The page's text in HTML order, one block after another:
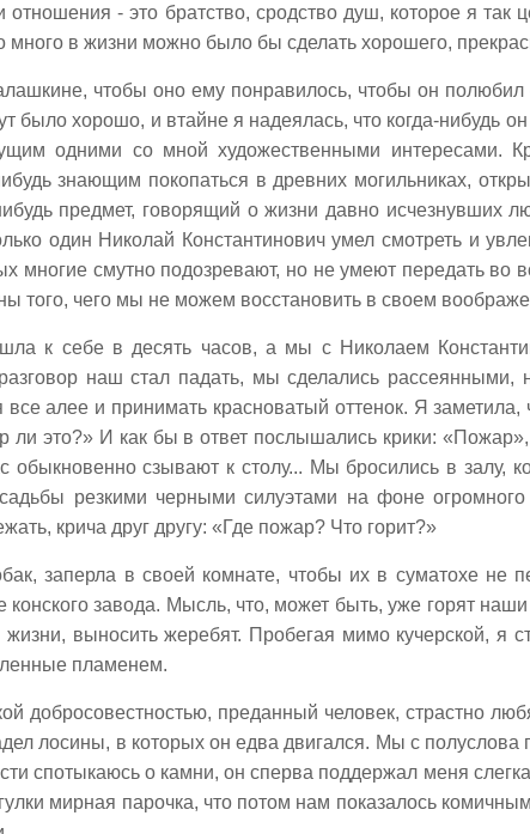
- это братство, сродство душ, которое я так
в жизни можно было бы сделать хорошего,
чтобы оно ему понравилось, чтобы он полюбил
хорошо, и втайне я надеялась, что когда-нибудь
одними со мной художественными интересами.
знающим покопаться в древних могильниках,
предмет, говорящий о жизни давно исчезнувших
один Николай Константинович умел смотреть и
смутно подозревают, но не умеют передать во
того, чего мы не можем восстановить в своем
к себе в десять часов, а мы с Николаем
наш стал падать, мы сделались рассеянными,
все алее и принимать красноватый оттенок. Я
ли это?» И как бы в ответ послышались крики:
обыкновенно сзывают к столу... Мы бросились в залу,
резкими черными силуэтами на фоне
крича друг другу: «Где пожар? Что горит?»
заперла в своей комнате, чтобы их в суматохе не
завода. Мысль, что, может быть, уже горят
выносить жеребят. Пробегая мимо кучерской, я
пламенем.
добросовестностью, преданный человек, страстно
лосины, в которых он едва двигался. Мы с полуслова
спотыкаюсь о камни, он сперва поддержал меня
мирная парочка, что потом нам показалось